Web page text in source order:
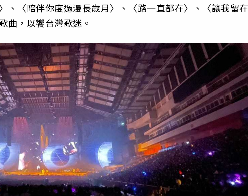
、〈陪伴你度過漫長歲月〉、〈路一直都在〉、〈讓我留
曲，以饗台灣歌迷。